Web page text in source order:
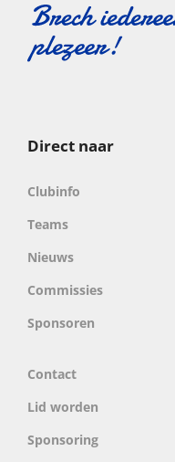
Direct naar
Clubinfo
Teams
Nieuws
Commissies
Sponsoren
Contact
Lid worden
Sponsoring